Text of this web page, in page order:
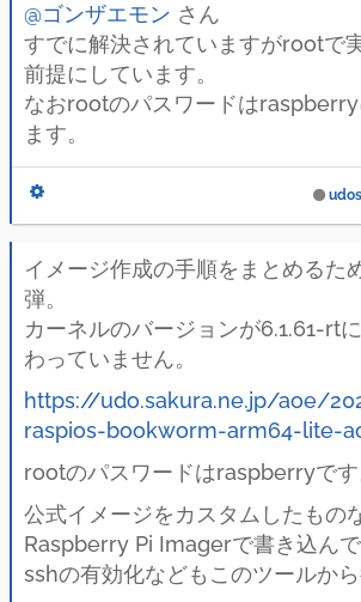
@ゴンザエモン さん
すでに解決されていますがrootで
前提にしています。
なおrootのパスワードは
ます。
イメージ作成の手順をまとめるた
弾。
カーネルのバージョンが6.1.61-rt
わっていません。
https://udo.sakura.ne.jp/aoe/
raspios-bookworm-arm64-lite-
rootのパスワードはraspberryです
公式イメージをカスタムしたもの
Raspberry Pi Imagerで書き込んで
sshの有効化などもこのツールから